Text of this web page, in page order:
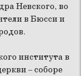
Невского, во
в Бюсси и
института в
– соборе